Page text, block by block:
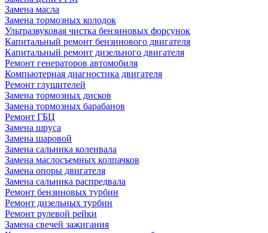
Замена масла
Замена тормозных колодок
Ультразвуковая чистка бензиновых форсунок
Капитальный ремонт бензинового двигателя
Капитальный ремонт дизельного двигателя
Ремонт генераторов автомобиля
Компьютерная диагностика двигателя
Ремонт глушителей
Замена тормозных дисков
Замена тормозных барабанов
Ремонт ГБЦ
Замена шруса
Замена шаровой
Замена сальника коленвала
Замена маслосъемных колпачков
Замена опоры двигателя
Замена сальника распредвала
Ремонт бензиновых турбин
Ремонт дизельных турбин
Ремонт рулевой рейки
Замена свечей зажигания